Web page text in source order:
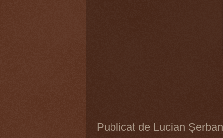
Publicat de Lucian Şerban